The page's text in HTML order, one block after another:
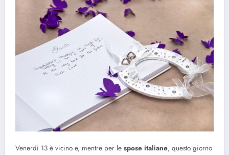
Venerdì 13 è vicino e, mentre per le spose italiane, questo giorno